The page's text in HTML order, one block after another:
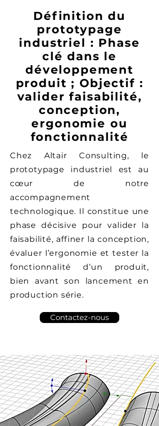
Définition du
prototypage
industriel : Phase
clé dans le
développement
produit ; Objectif :
valider faisabilité,
conception,
ergonomie ou
fonctionnalité
Chez Altair Consulting, le
prototypage industriel est au
cœur de notre
accompagnement
technologique. Il constitue une
phase décisive pour valider la
faisabilité, affiner la conception,
évaluer l’ergonomie et tester la
fonctionnalité d’un produit,
bien avant son lancement en
production série.
Contactez-nous